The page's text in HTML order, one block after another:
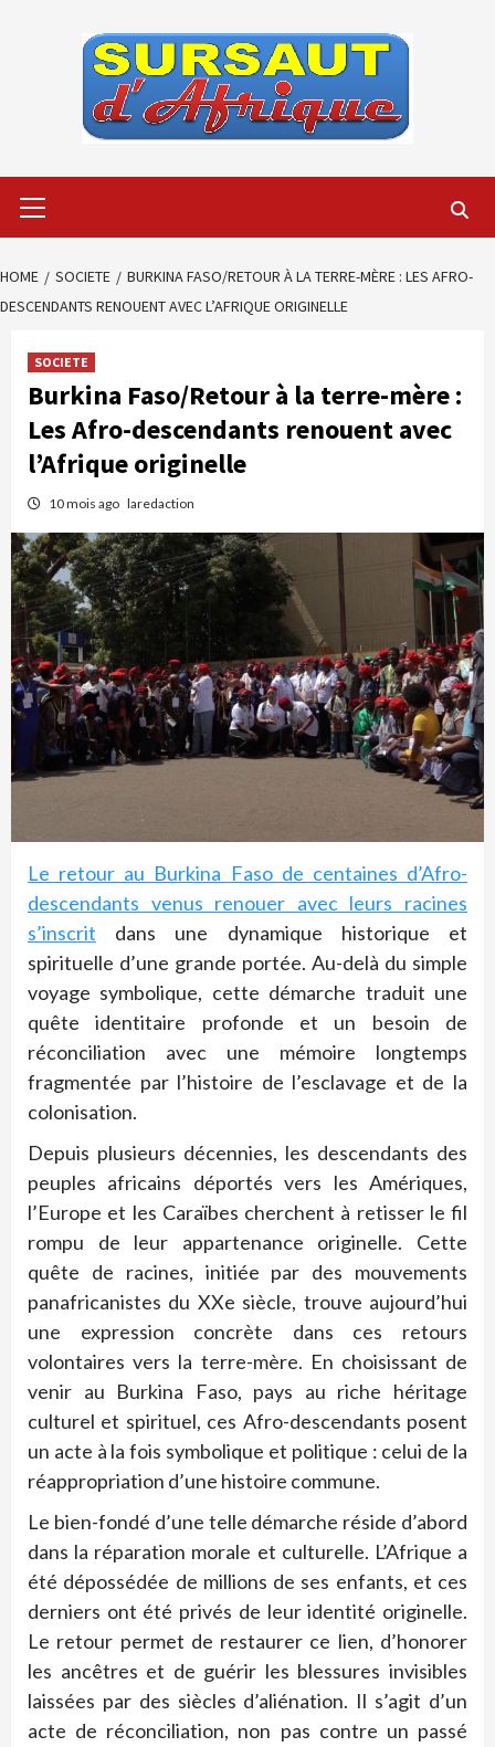
Menu
HOME SOCIETE
BURKINA FASO/RETOUR À LA TERRE-MÈRE : LES AFRO-
DESCENDANTS RENOUENT AVEC L’AFRIQUE ORIGINELLE
SOCIETE
Burkina Faso/Retour à la terre-mère :
Les Afro-descendants renouent avec
l’Afrique originelle
10 mois ago laredaction
Le retour au Burkina Faso de centaines d’Afro-
descendants venus renouer avec leurs racines
s’inscrit dans une dynamique historique et
spirituelle d’une grande portée. Au-delà du simple
voyage symbolique, cette démarche traduit une
quête identitaire profonde et un besoin de
réconciliation avec une mémoire longtemps
fragmentée par l’histoire de l’esclavage et de la
colonisation.
Depuis plusieurs décennies, les descendants des
peuples africains déportés vers les Amériques,
l’Europe et les Caraïbes cherchent à retisser le fil
rompu de leur appartenance originelle. Cette
quête de racines, initiée par des mouvements
panafricanistes du XXe siècle, trouve aujourd’hui
une expression concrète dans ces retours
volontaires vers la terre-mère. En choisissant de
venir au Burkina Faso, pays au riche héritage
culturel et spirituel, ces Afro-descendants posent
un acte à la fois symbolique et politique : celui de la
réappropriation d’une histoire commune.
Le bien-fondé d’une telle démarche réside d’abord
dans la réparation morale et culturelle. L’Afrique a
été dépossédée de millions de ses enfants, et ces
derniers ont été privés de leur identité originelle.
Le retour permet de restaurer ce lien, d’honorer
les ancêtres et de guérir les blessures invisibles
laissées par des siècles d’aliénation. Il s’agit d’un
acte de réconciliation, non pas contre un passé